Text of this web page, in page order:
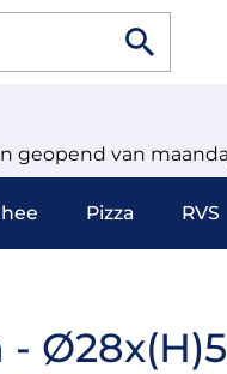
geopend van
Pizza RVS